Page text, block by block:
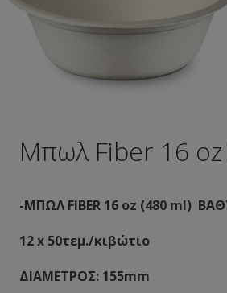
Μπωλ Fiber 16
-ΜΠΩΛ FIBER 16 oz (480 ml)
12 x 50τεμ./κιβώτιο
ΔΙΑΜΕΤΡΟΣ: 155mm